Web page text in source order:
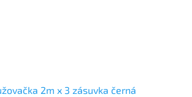
2m x 3 zásuvka černá